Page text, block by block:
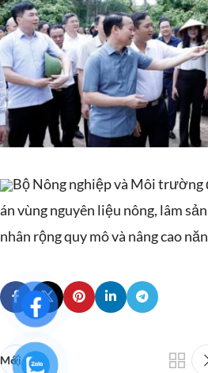
Bộ Nông nghiệp và Môi
án vùng nguyên liệu nông, lâm
nhân rộng quy mô và nâng cao
Mới hơn